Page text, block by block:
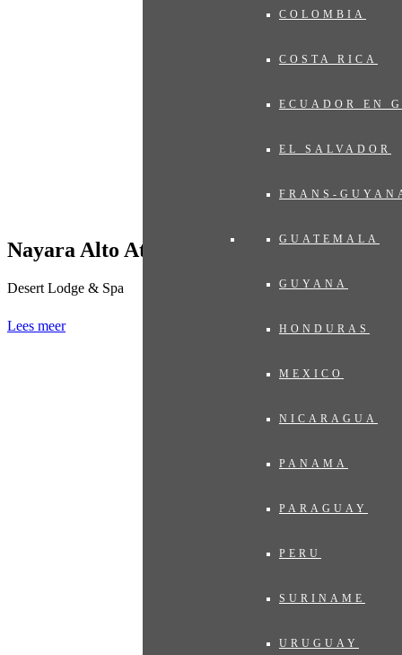
COLOMBIA
COSTA RICA
ECUADOR EN
EL SALVADOR
FRANS-
GUATEMALA
GUYANA
HONDURAS
MEXICO
NICARAGUA
PANAMA
PARAGUAY
PERU
SURINAME
URUGUAY
Nayara Alto Atacama
Desert Lodge & Spa
Lees meer